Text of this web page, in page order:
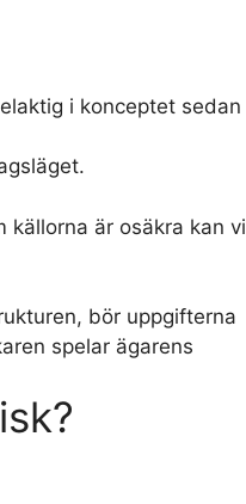
i konceptet sedan
källorna är osäkra kan vi
bör uppgifterna
spelar ägarens